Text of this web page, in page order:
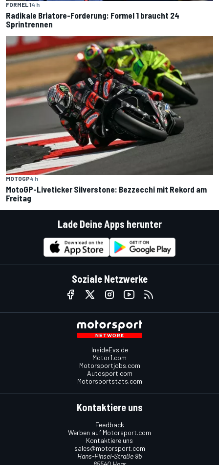
FORMEL 14 h
Radikale Briatore-Forderung: Formel 1 braucht 24
Sprintrennen
MOTOGP4 h
MotoGP-Liveticker Silverstone: Bezzecchi mit Rekord am
Freitag
Lade Deine Apps herunter
Soziale Netzwerke
InsideEvs.de
Motor1.com
Motorsportjobs.com
Autosport.com
Motorsportstats.com
Kontaktiere uns
Feedback
Werben auf Motorsport.com
Kontaktiere uns
sales@motorsport.com
Hans-Pinsel-Straße 9b